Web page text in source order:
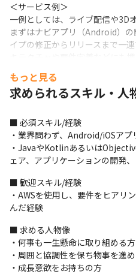
＜サービス例＞
一例としては、ライブ配信や3D
まずはナビアプリ（Android）
イプの修正からリリースまで一
＜業務の進め方＞
・お客さまとの折衝から業務をお
上流フェーズの業務、それに付
する予定です
・実装からではなく、最新技術
ら携わっていただきます
・業務の進め方を理解した後は
として、顧客折衝や見積対応、
わっていただきます
■ この仕事の面白み、魅力
・客先でメンバーの一員となっ
が存在する業務です
・お客さまの信頼を得ているた
の環境で開発業務を遂行していく
もっと見る
求められるスキル・人
■ 必須スキル/経験
・業界問わず、Android/iOSア
・JavaやKotlinあるいは
ェア、アプリケーションの開発
■ 歓迎スキル/経験
・AWSを使用し、要件をヒアリ
んだ経験
■ 求める人物像
・何事も一生懸命に取り組める方
・周囲と協調性を保ち物事を進
・成長意欲をお持ちの方